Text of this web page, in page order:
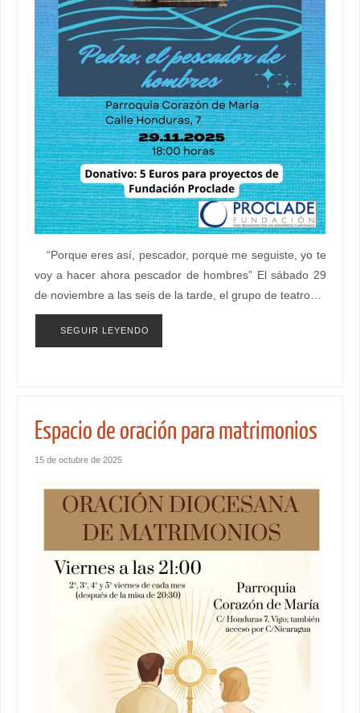
“Porque eres así, pescador, porque me seguiste, yo te
voy a hacer ahora pescador de hombres” El sábado 29
de noviembre a las seis de la tarde, el grupo de teatro…
SEGUIR LEYENDO
Espacio de oración para matrimonios
15 de octubre de 2025